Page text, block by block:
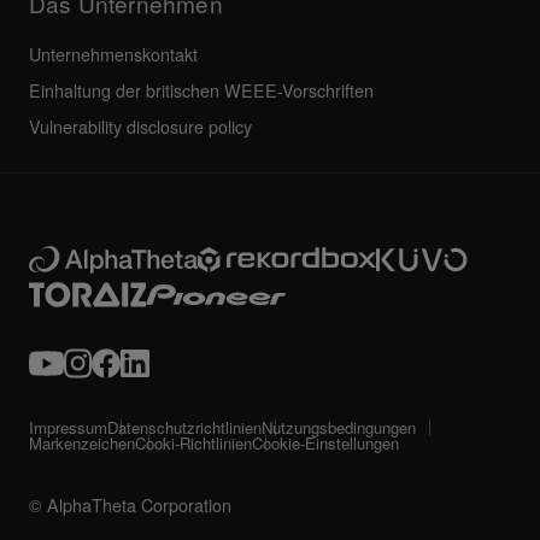
Unternehmenskontakt
Einhaltung der britischen WEEE-Vorschriften
Vulnerability disclosure policy
© AlphaTheta Corporation
ImpressumDatenschutzrichtlinienNutzungsbedingungen
MarkenzeichenCooki-RichtlinienCookie-Einstellungen